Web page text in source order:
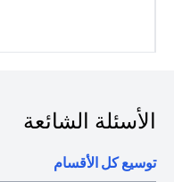
الأسئلة الشائعة
توسيع كل الأقسام